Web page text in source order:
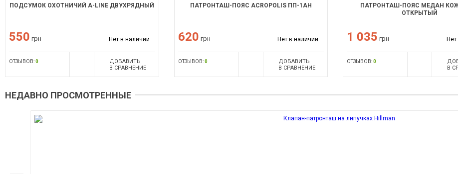
ПОДСУМОК ОХОТНИЧИЙ A-LINE ДВУХРЯДНЫЙ
550 грн Нет в наличии
ОТЗЫВОВ:0
ДОБАВИТЬ
В СРАВНЕНИЕ
ПАТРОНТАШ-ПОЯС ACROPOLIS ПП-1АН
620 грн Нет в наличии
ОТЗЫВОВ:0
ДОБАВИТЬ
В СРАВНЕНИЕ
ПАТРОНТАШ-ПОЯС МЕДАН
ОТКРЫТЫЙ
1 035 грн
ОТЗЫВОВ:0
В
НЕДАВНО ПРОСМОТРЕННЫЕ